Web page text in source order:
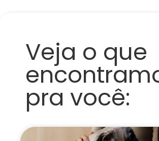
Veja o que
pra você: